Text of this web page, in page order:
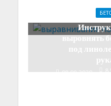
выровнять
под
08.09.2020
8